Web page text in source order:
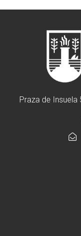
Praza de Insuela